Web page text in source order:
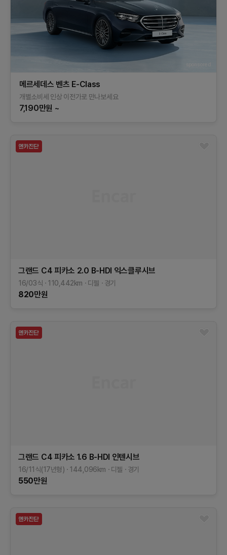
메르세데스 벤츠 E-Class
개별소비세 인상 이전가로 만나보세요
7,190만원 ~
그랜드 C4 피카소 2.0 B-HDI 익스클루시브
16/03식 110,442km 디젤 경기
820만원
그랜드 C4 피카소 1.6 B-HDI 인텐시브
16/11식(17년형) 144,096km 디젤 경기
550만원